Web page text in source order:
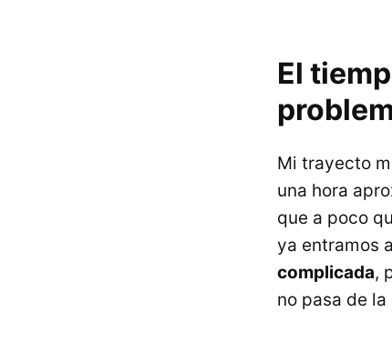
El
Mi trayecto
una hora
que a poco
ya entramos
complicada,
no pasa de